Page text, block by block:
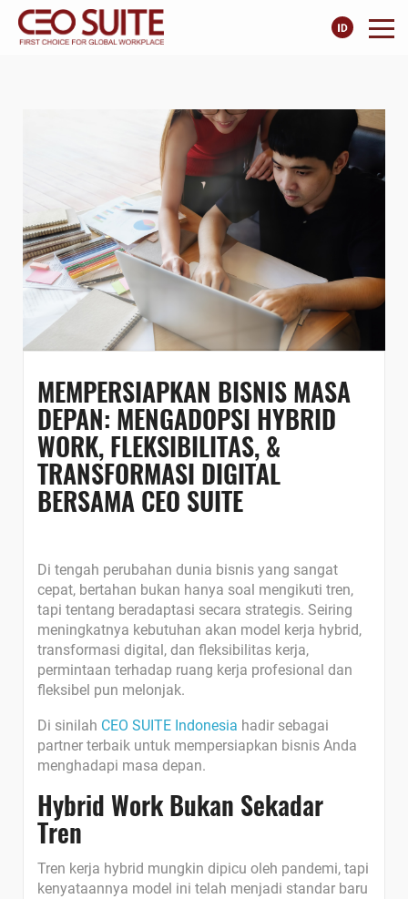
MEMPERSIAPKAN BISNIS MASA
DEPAN: MENGADOPSI HYBRID
WORK, FLEKSIBILITAS, &
TRANSFORMASI DIGITAL
BERSAMA CEO SUITE
Di tengah perubahan dunia bisnis yang sangat
cepat, bertahan bukan hanya soal mengikuti tren,
tapi tentang beradaptasi secara strategis. Seiring
meningkatnya kebutuhan akan model kerja hybrid,
transformasi digital, dan fleksibilitas kerja,
permintaan terhadap ruang kerja profesional dan
fleksibel pun melonjak.
Di sinilah CEO SUITE Indonesia hadir sebagai
partner terbaik untuk mempersiapkan bisnis Anda
menghadapi masa depan.
Hybrid Work Bukan Sekadar
Tren
Tren kerja hybrid mungkin dipicu oleh pandemi, tapi
kenyataannya model ini telah menjadi standar baru